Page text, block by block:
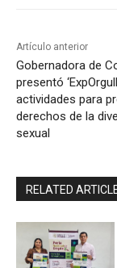
Artículo anterior
Gobernadora de
presentó
actividades para
derechos de la
sexual
RELATED